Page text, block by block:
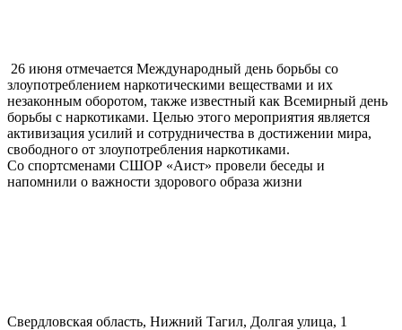
26 июня отмечается Международный день борьбы со
злоупотреблением наркотическими веществами и их
незаконным оборотом, также известный как Всемирный день
борьбы с наркотиками. Целью этого мероприятия является
активизация усилий и сотрудничества в достижении мира,
свободного от злоупотребления наркотиками.
Со спортсменами СШОР «Аист» провели беседы и
напомнили о важности здорового образа жизни
Свердловская область, Нижний Тагил, Долгая улица, 1